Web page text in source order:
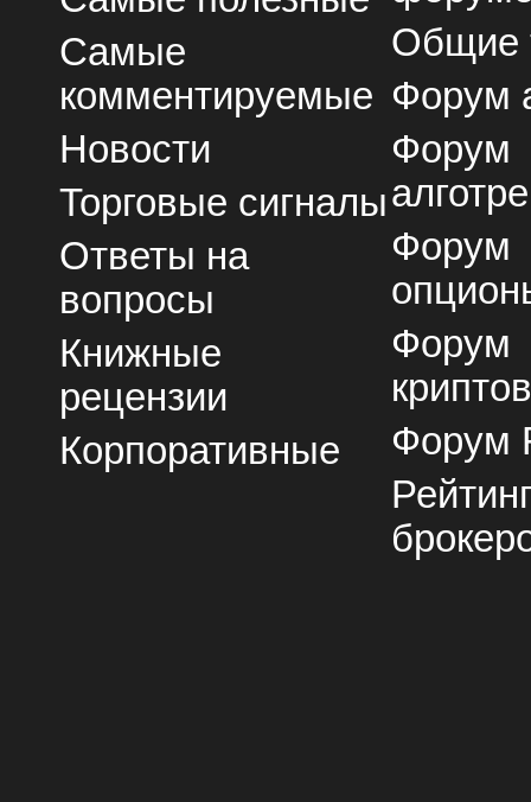
Самые
комментируемые
Новости
Торговые сигналы
Ответы на
вопросы
Книжные
рецензии
Корпоративные
Общие
Форум
Форум
Форум
Форум
Форум